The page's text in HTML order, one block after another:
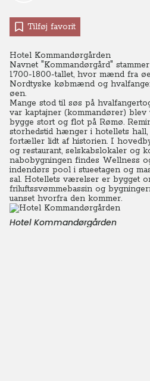
Tilføj favorit
Hotel Kommandørgården
Navnet "Kommandørgård"
1700-1800-tallet, hvor mænd fra
Nordtyske købmænd og
øen.
Mange stod til søs på
var kaptajner (kommandører) blev
bygge stort og flot på Rømø.
storhedstid hænger i hotellets
fortæller lidt af historien. I
og restaurant, selskabslokaler og
nabobygningen findes Wellness
indendørs pool i stueetagen og
sal. Hotellets værelser er bygget
friluftssvømmebassin og
uanset hvorfra den kommer.
Hotel Kommandørgården